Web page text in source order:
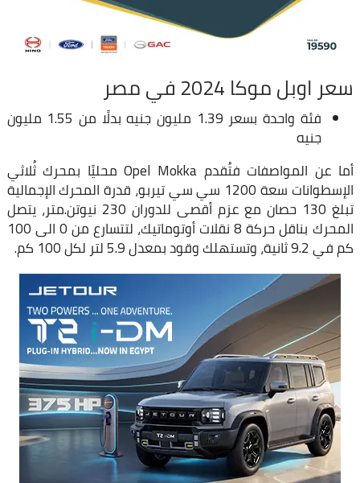
سعر اوبل موكا 2024 في مصر
فئة واحدة بسعر 1.39 مليون جنيه بدلًا من 1.55 مليون
جنيه
أما عن المواصفات فتُقدم Opel Mokka محليًا بمحرك ثُلاثي
الإسطوانات سعة 1200 سي سي تيربو، قدرة المحرك الإجمالية
تبلغ 130 حصان مع عزم أقصى للدوران 230 نيوتن.متر، يتصل
المحرك بناقل حركة 8 نقلات أوتوماتيك، لتتسارع من 0 الى 100
كم في 9.2 ثانية، وتستهلك وقود بمعدل 5.9 لتر لكل 100 كم.